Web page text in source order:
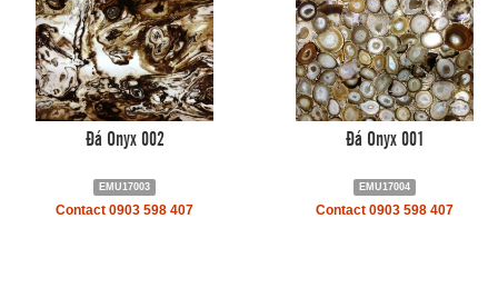
Đá Onyx 002
EMU17003
Contact 0903 598 407
Đá Onyx 001
EMU17004
Contact 0903 598 407